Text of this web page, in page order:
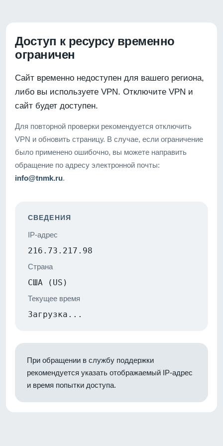
Доступ к ресурсу временно
ограничен
Сайт временно недоступен для вашего региона,
либо вы используете VPN. Отключите VPN и
сайт будет доступен.
Для повторной проверки рекомендуется отключить
VPN и обновить страницу. В случае, если ограничение
было применено ошибочно, вы можете направить
обращение по адресу электронной почты:
info@tnmk.ru.
СВЕДЕНИЯ
IP-адрес
216.73.217.98
Страна
США (US)
Текущее время
Загрузка...
При обращении в службу поддержки
рекомендуется указать отображаемый IP-адрес
и время попытки доступа.